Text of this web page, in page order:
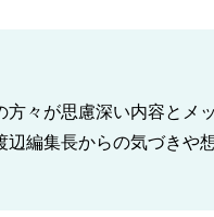
々が思慮深い内容とメ
編集長からの気づきや